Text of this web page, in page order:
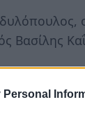
Personal
Βασίλης
Βασίλη
θα έχει ο